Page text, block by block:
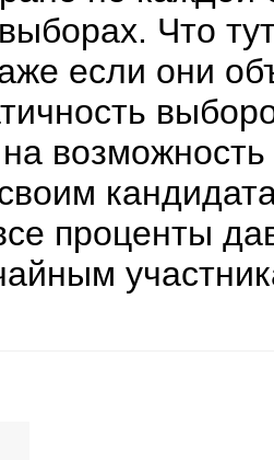
Что
если они
на
проценты